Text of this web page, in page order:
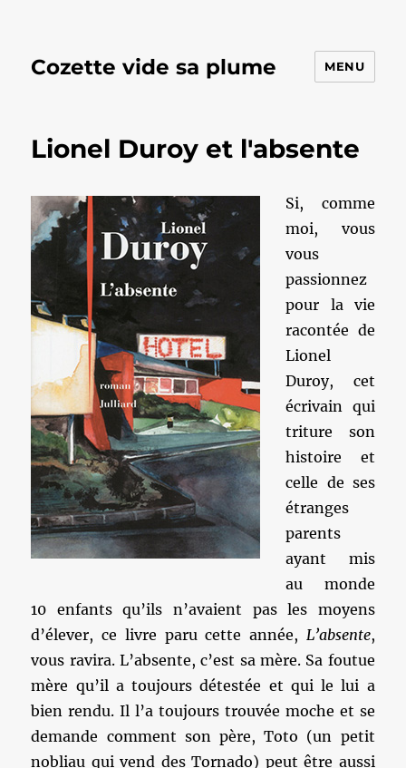
Cozette vide sa plume MENU
Lionel Duroy et l'absente
Si, comme
moi, vous
vous
passionnez
pour la vie
racontée de
Lionel
Duroy, cet
écrivain qui
triture son
histoire et
celle de ses
étranges
parents
ayant mis
au monde
10 enfants qu’ils n’avaient pas les moyens
d’élever, ce livre paru cette année, L’absente,
vous ravira. L’absente, c’est sa mère. Sa foutue
mère qu’il a toujours détestée et qui le lui a
bien rendu. Il l’a toujours trouvée moche et se
demande comment son père, Toto (un petit
nobliau qui vend des Tornado) peut être aussi